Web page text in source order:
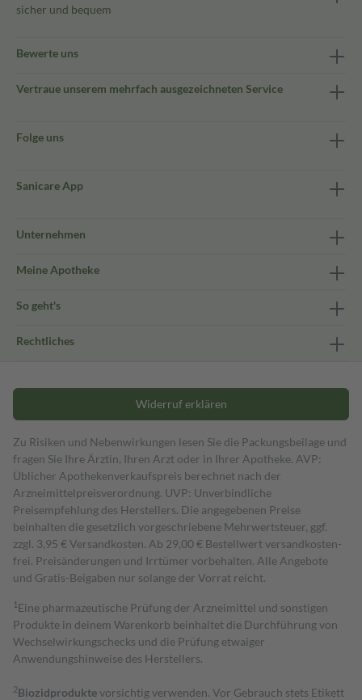
sicher und bequem
Bewerte uns
Vertraue unserem mehrfach ausgezeichneten Service
Folge uns
Sanicare App
Unternehmen
Meine Apotheke
So geht's
Rechtliches
Widerruf erklären
Zu Risiken und Nebenwirkungen lesen Sie die Packungsbeilage und
fragen Sie Ihre Ärztin, Ihren Arzt oder in Ihrer Apotheke. AVP:
Üblicher Apothekenverkaufspreis berechnet nach der
Arzneimittelpreisverordnung. UVP: Unverbindliche
Preisempfehlung des Herstellers. Die angegebenen Preise
beinhalten die gesetzlich vorgeschriebene Mehrwertsteuer, ggf.
zzgl. 3,95 € Versandkosten. Ab 29,00 € Bestell­wert versand­kosten­
frei. Preisänderungen und Irrtümer vorbehalten. Alle Angebote
und Gratis-Beigaben nur solange der Vorrat reicht.
1 Eine pharmazeutische Prüfung der Arzneimittel und sonstigen
Produkte in deinem Warenkorb beinhaltet die Durchführung von
Wechselwirkungschecks und die Prüfung etwaiger
Anwendungshinweise des Herstellers.
2Biozidproduktevorsichtig verwenden. Vor Gebrauch stets Etikett